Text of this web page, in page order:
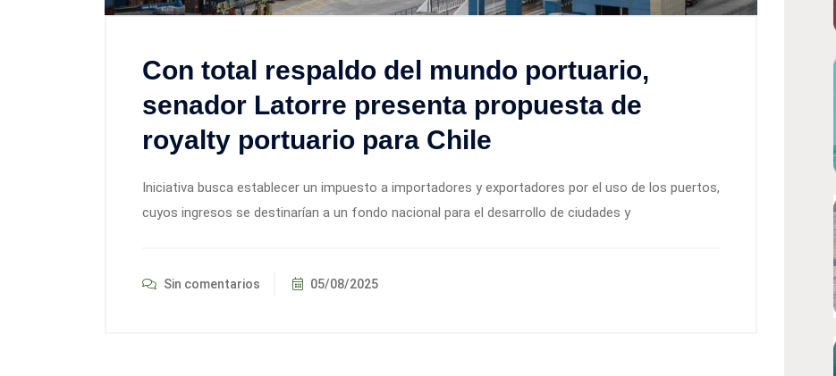
Con total respaldo del mundo portuario,
senador Latorre presenta propuesta de
royalty portuario para Chile
Iniciativa busca establecer un impuesto a importadores y exportadores por el uso de los puertos,
cuyos ingresos se destinarían a un fondo nacional para el desarrollo de ciudades y
Sin comentarios 05/08/2025